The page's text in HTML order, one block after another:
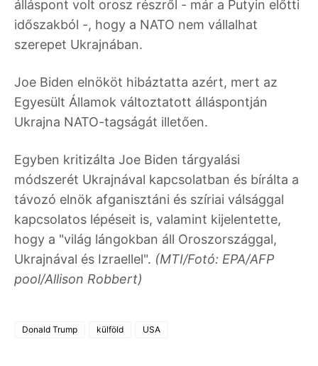
álláspont volt orosz részről - már a Putyin előtti
időszakból -, hogy a NATO nem vállalhat
szerepet Ukrajnában.
Joe Biden elnököt hibáztatta azért, mert az
Egyesült Államok változtatott álláspontján
Ukrajna NATO-tagságát illetően.
Egyben kritizálta Joe Biden tárgyalási
módszerét Ukrajnával kapcsolatban és bírálta a
távozó elnök afganisztáni és szíriai válsággal
kapcsolatos lépéseit is, valamint kijelentette,
hogy a "világ lángokban áll Oroszországgal,
Ukrajnával és Izraellel". (MTI/Fotó: EPA/AFP
pool/Allison Robbert)
Donald Trump külföld USA